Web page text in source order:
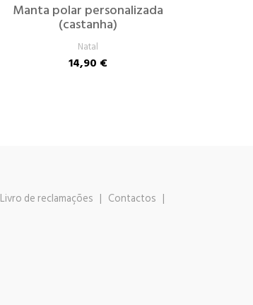
Manta polar personalizada
(castanha)
Natal
14,90 €
Livro de reclamações | Contactos |